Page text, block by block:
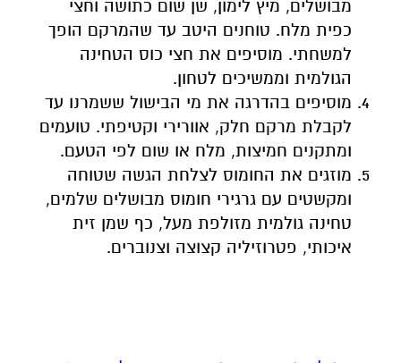
מוסיפים בהדרגה את מי הבישול ששמרנו עד
לקבלת מרקם חלק, אוורירי וקטיפתי. טועמים
ומתקנים חמיצות, מלח או שום לפי הטעם.
מוזגים את החומוס לצלחת הגשה שטוחה
ומקשטים עם גרגירי חומוס מבושלים שלמים,
טחינה גולמית מזולפת מעל, כף שמן זית
איכותי, פטרוזיליה קצוצה וצנוברים.